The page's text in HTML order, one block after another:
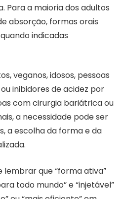
Para a maioria dos adultos
absorção, formas orais
indicadas
veganos, idosos, pessoas
inibidores de acidez por
com cirurgia bariátrica ou
a necessidade pode ser
a escolha da forma e da
que “forma ativa”
todo mundo” e “injetável”